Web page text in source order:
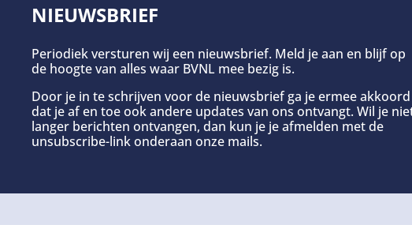
NIEUWSBRIEF
Periodiek versturen wij een nieuwsbrief. Meld je aan en blijf op
de hoogte van alles waar BVNL mee bezig is.
Door je in te schrijven voor de nieuwsbrief ga je ermee akkoord
dat je af en toe ook andere updates van ons ontvangt. Wil je
langer berichten ontvangen, dan kun je je afmelden met de
unsubscribe-link onderaan onze mails.